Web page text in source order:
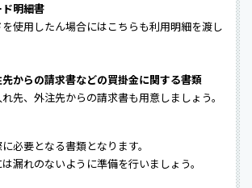
ド明細書
使用したん場合にはこちらも利用明細を渡し
先からの請求書などの買掛金に関する書類
先、外注先からの請求書も用意しましょう。
必要となる書類となります。
漏れのないように準備を行いましょう。